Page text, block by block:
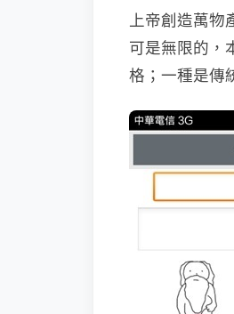
上帝創造萬
可是無限的，
格；一種是傳